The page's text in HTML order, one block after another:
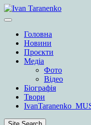
Skip
to
Головна
Новини
Проєкти
Медіа
Фото
Відео
Біографія
Твори